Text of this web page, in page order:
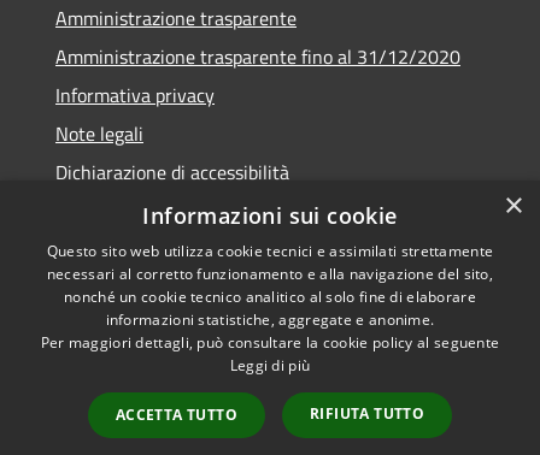
Amministrazione trasparente
Amministrazione trasparente fino al 31/12/2020
Informativa privacy
Note legali
Dichiarazione di accessibilità
Accessibilità
Privacy
Mappa del sito
Area riservata ai
Copyright © 2026 • Comune di
Teramo • Powered by
Municipium• Accesso
×
Informazioni sui cookie
Questo sito web utilizza cookie tecnici e assimilati strettamente
necessari al corretto funzionamento e alla navigazione del sito,
nonché un cookie tecnico analitico al solo fine di elaborare
informazioni statistiche, aggregate e anonime.
Per maggiori dettagli, può consultare la cookie policy al seguente
Leggi di più
ACCETTA TUTTO RIFIUTA TUTTO